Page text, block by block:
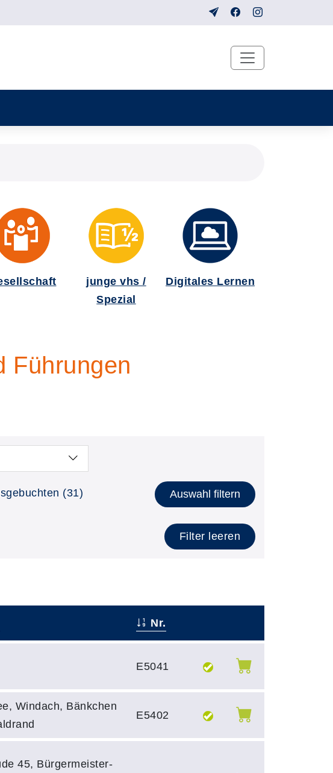
junge vhs /
Spezial
Digitales Lernen
Führungen
(31) Auswahl filtern
Filter leeren
Nr.
E5041
Windach, Bänkchen
E5402
45, Bürgermeister-